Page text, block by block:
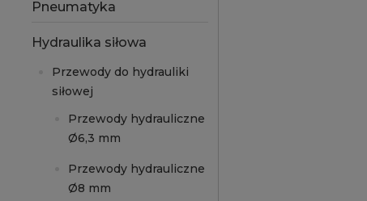
Pneumatyka
Hydraulika siłowa
Przewody do hydrauliki
siłowej
Przewody hydrauliczne
Ø6,3 mm
Przewody hydrauliczne
Ø8 mm